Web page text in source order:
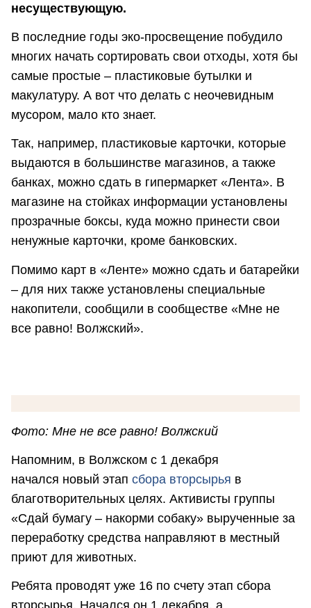
несуществующую.
В последние годы эко-просвещение побудило
многих начать сортировать свои отходы, хотя бы
самые простые – пластиковые бутылки и
макулатуру. А вот что делать с неочевидным
мусором, мало кто знает.
Так, например, пластиковые карточки, которые
выдаются в большинстве магазинов, а также
банках, можно сдать в гипермаркет «Лента». В
магазине на стойках информации установлены
прозрачные боксы, куда можно принести свои
ненужные карточки, кроме банковских.
Помимо карт в «Ленте» можно сдать и батарейки
– для них также установлены специальные
накопители, сообщили в сообществе «Мне не
все равно! Волжский».
Фото: Мне не все равно! Волжский
Напомним, в Волжском с 1 декабря
начался новый этап сбора вторсырья в
благотворительных целях. Активисты группы
«Сдай бумагу – накорми собаку» вырученные за
переработку средства направляют в местный
приют для животных.
Ребята проводят уже 16 по счету этап сбора